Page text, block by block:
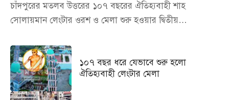
চাঁদপুরের মতলব উত্তরের ১০৭ বছরের ঐতিহ্যবাহী শাহ
সোলায়মান লেংটার ওরশ ও মেলা শুরু হওয়ার দ্বিতীয়…
১০৭ বছর ধরে যেভাবে শুরু হলো
ঐতিহ্যবাহী লেংটার মেলা